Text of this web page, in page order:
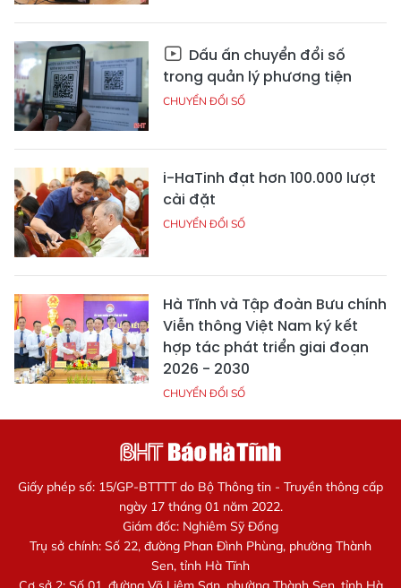
Dấu ấn chuyển đổi số
trong quản lý phương tiện
CHUYỂN ĐỔI SỐ
i-HaTinh đạt hơn 100.000 lượt
cài đặt
CHUYỂN ĐỔI SỐ
Hà Tĩnh và Tập đoàn Bưu chính
Viễn thông Việt Nam ký kết
hợp tác phát triển giai đoạn
2026 - 2030
CHUYỂN ĐỔI SỐ
Giấy phép số: 15/GP-BTTTT do Bộ Thông tin - Truyền thông cấp
ngày 17 tháng 01 năm 2022.
Giám đốc: Nghiêm Sỹ Đống
Trụ sở chính: Số 22, đường Phan Đình Phùng, phường Thành
Sen, tỉnh Hà Tĩnh